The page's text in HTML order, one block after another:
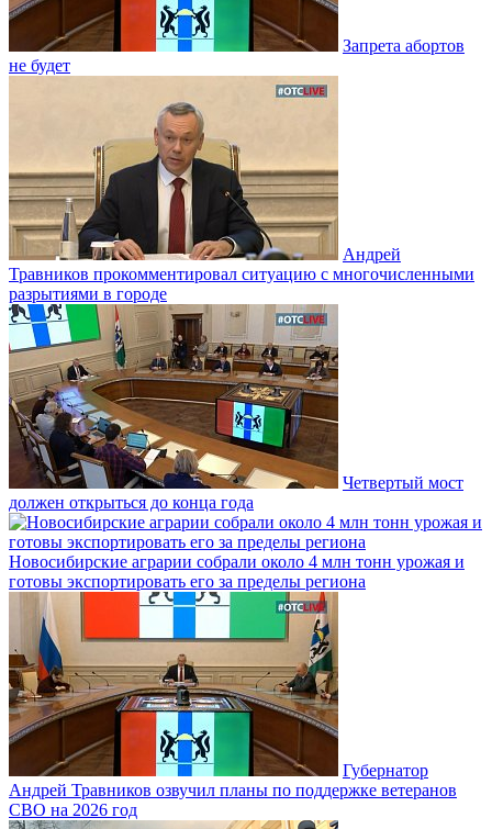
Запрета абортов
не будет
Андрей
Травников прокомментировал ситуацию с многочисленными
разрытиями в городе
Четвертый мост
должен открыться до конца года
Новосибирские аграрии собрали около 4 млн тонн урожая и
готовы экспортировать его за пределы региона
Губернатор
Андрей Травников озвучил планы по поддержке ветеранов
СВО на 2026 год